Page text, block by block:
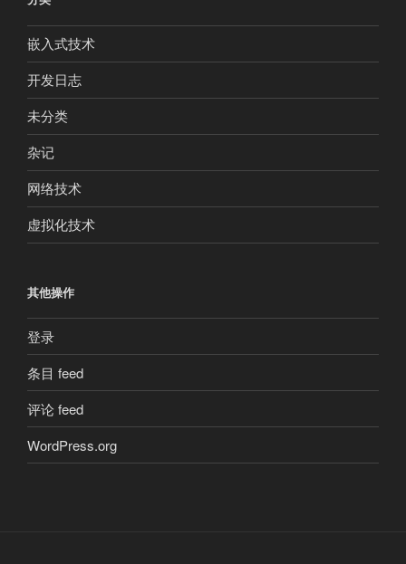
嵌入式技术
开发日志
未分类
杂记
网络技术
虚拟化技术
其他操作
登录
条目 feed
评论 feed
WordPress.org